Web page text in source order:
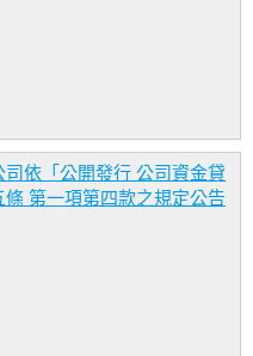
依「公開發行 公司資金貸
第一項第四款之規定公告